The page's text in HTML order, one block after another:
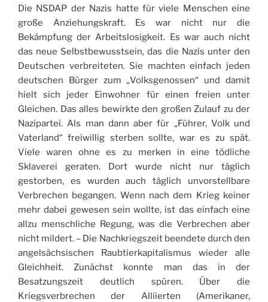
Die NSDAP der Nazis hatte für viele Menschen eine
große Anziehungskraft. Es war nicht nur die
Bekämpfung der Arbeitslosigkeit. Es war auch nicht
das neue Selbstbewusstsein, das die Nazis unter den
Deutschen verbreiteten. Sie machten einfach jeden
deutschen Bürger zum „Volksgenossen“ und damit
hielt sich jeder Einwohner für einen freien unter
Gleichen. Das alles bewirkte den großen Zulauf zu der
Nazipartei. Als man dann aber für „Führer, Volk und
Vaterland“ freiwillig sterben sollte, war es zu spät.
Viele waren ohne es zu merken in eine tödliche
Sklaverei geraten. Dort wurde nicht nur täglich
gestorben, es wurden auch täglich unvorstellbare
Verbrechen begangen. Wenn nach dem Krieg keiner
mehr dabei gewesen sein wollte, ist das einfach eine
allzu menschliche Regung, was die Verbrechen aber
nicht mildert. – Die Nachkriegszeit beendete durch den
angelsächsischen Raubtierkapitalismus wieder alle
Gleichheit. Zunächst konnte man das in der
Besatzungszeit deutlich spüren. Über die
Kriegsverbrechen der Alliierten (Amerikaner,